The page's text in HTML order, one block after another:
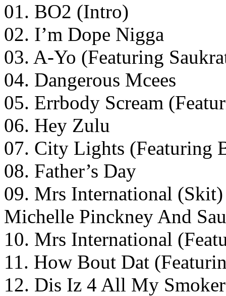
01. BO2 (Intro)
02. I’m Dope Nigga
03. A-Yo (Featuring
04. Dangerous Mcees
05. Errbody Scream
06. Hey Zulu
07. City Lights (Featuring
08. Father’s Day
09. Mrs International
Michelle Pinckney And
10. Mrs International
11. How Bout Dat
12. Dis Iz 4 All My